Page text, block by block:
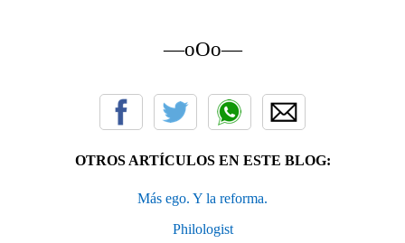
—oOo—
OTROS ARTÍCULOS EN ESTE BLOG:
Más ego. Y la reforma.
Philologist